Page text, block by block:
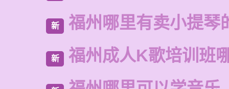
新 福州哪里有卖小提琴
新 福州成人K歌培训班